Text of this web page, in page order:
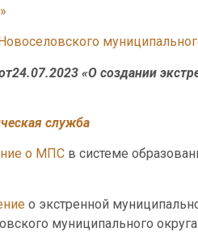
«О создании
служба
о МПС в системе
о экстренной
муниципального округа